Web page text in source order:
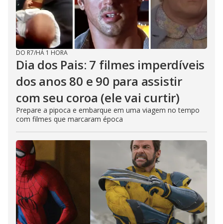
DO R7/HÁ 1 HORA
Dia dos Pais: 7 filmes imperdíveis
dos anos 80 e 90 para assistir
com seu coroa (ele vai curtir)
Prepare a pipoca e embarque em uma viagem no tempo
com filmes que marcaram época